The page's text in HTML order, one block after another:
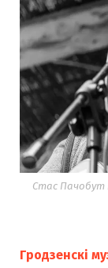
Стас Пачобут
Гродзенскі